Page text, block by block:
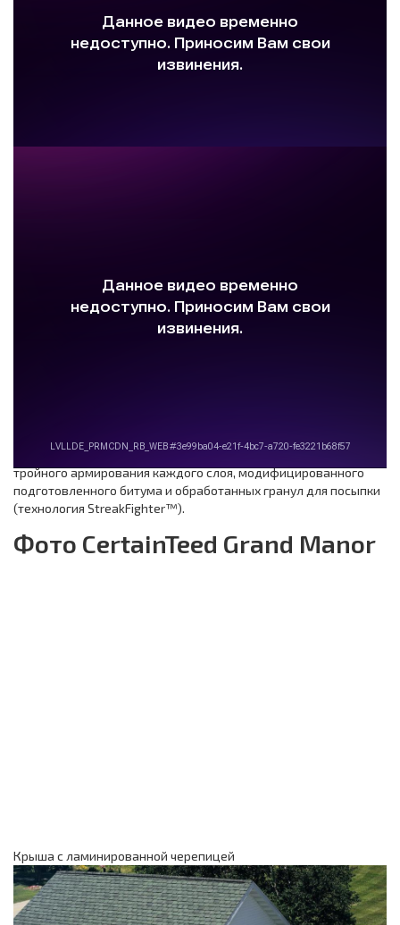
на другие серии производителя. Это объясняется наличием
тройного армирования каждого слоя, модифицированного
подготовленного битума и обработанных гранул для посыпки
(технология StreakFighter™).
Фото CertainTeed Grand Manor
Крыша с ламинированной черепицей